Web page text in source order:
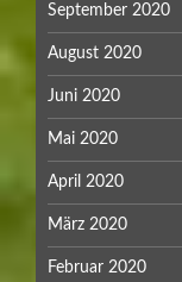
September 2020
August 2020
Juni 2020
Mai 2020
April 2020
März 2020
Februar 2020